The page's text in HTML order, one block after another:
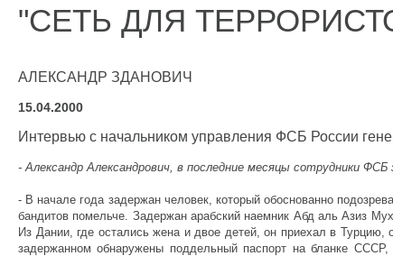
"СЕТЬ ДЛЯ
АЛЕКСАНДР ЗДАНОВИЧ
15.04.2000
Интервью с начальником управления ФСБ России
- Александр Александрович, в последние месяцы сотрудники
- В начале года задержан человек, который обоснованно
бандитов помельче. Задержан арабский наемник Абд аль Азиз
Из Дании, где остались жена и двое детей, он приехал в
задержанном обнаружены поддельный паспорт на бланке